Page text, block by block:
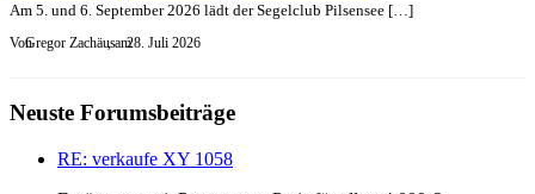
Am 5. und 6. September 2026 lädt der Segelclub Pilsensee […]
VonGregor Zachäus, am28. Juli 2026
Neuste Forumsbeiträge
RE: verkaufe XY 1058